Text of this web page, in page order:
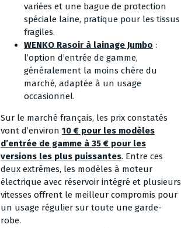
variées et une bague de protection
spéciale laine, pratique pour les tissus
fragiles.
WENKO Rasoir à lainage Jumbo :
l’option d’entrée de gamme,
généralement la moins chère du
marché, adaptée à un usage
occasionnel.
Sur le marché français, les prix constatés
vont d’environ 10 € pour les modèles
d’entrée de gamme à 35 € pour les
versions les plus puissantes. Entre ces
deux extrêmes, les modèles à moteur
électrique avec réservoir intégré et plusieurs
vitesses offrent le meilleur compromis pour
un usage régulier sur toute une garde-
robe.